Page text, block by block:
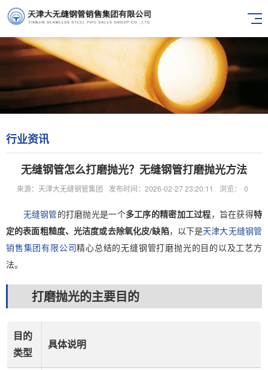
行业资讯
无缝钢管怎么打磨抛光？无缝钢管打磨抛光方法
来源：天津大无缝钢管集团 发布时间：2026-02-27 23:20:11 浏览： 0
无缝钢管的打磨抛光是一个多工序的精密加工过程，旨在获得特
定的表面粗糙度、光洁度或去除氧化皮/缺陷，以下是天津大无缝钢管
销售集团有限公司精心总结的无缝钢管打磨抛光的目的以及工艺方
法。
打磨抛光的主要目的
目的
类型
具体说明